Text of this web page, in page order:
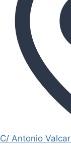
C/ Antonio